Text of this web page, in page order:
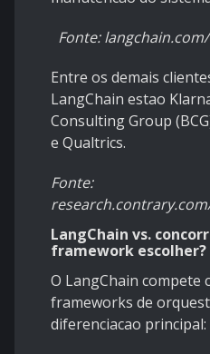
Fonte:
Entre os demais
LangChain estao
Consulting Group
e Qualtrics.
Fonte:
LangChain vs.
framework escolher?
O LangChain compete
frameworks de
diferenciacao principal: